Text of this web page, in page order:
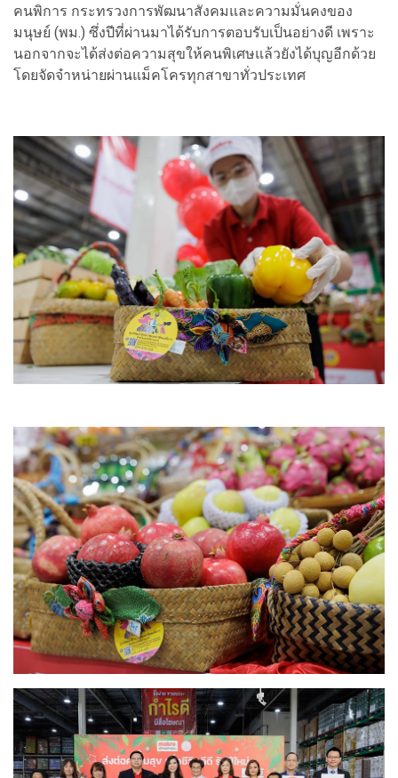
คนพิการ กระทรวงการพัฒนาสังคมและความมั่นคงของ
มนุษย์ (พม.) ซึ่งปีที่ผ่านมาได้รับการตอบรับเป็นอย่างดี เพราะ
นอกจากจะได้ส่งต่อความสุขให้คนพิเศษแล้วยังได้บุญอีกด้วย
โดยจัดจำหน่ายผ่านแม็คโครทุกสาขาทั่วประเทศ